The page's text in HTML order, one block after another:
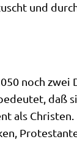
und
noch
daß
als